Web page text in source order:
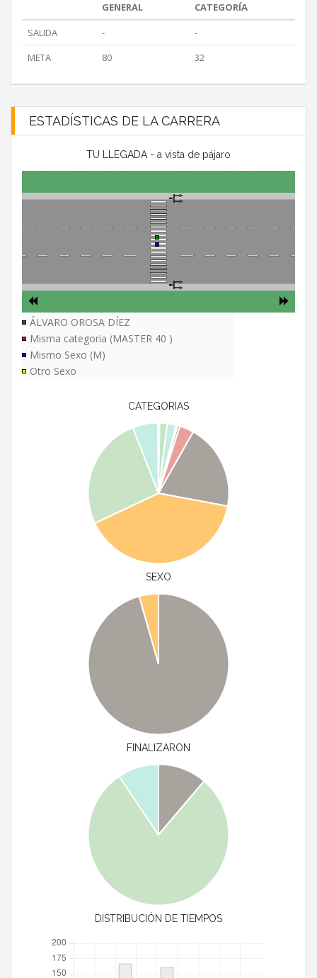
GENERAL
CATEGORÍA
SALIDA
-
-
META
80 32
ESTADÍSTICAS DE LA CARRERA
TU LLEGADA - a vista de pájaro
ÁLVARO OROSA DÍEZ
Misma categoria (MASTER 40 )
Mismo Sexo (M)
Otro Sexo
CATEGORIAS
SEXO
FINALIZARON
DISTRIBUCIÓN DE TIEMPOS